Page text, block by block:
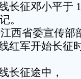
长征邓小平于
。
西省委宣传部
红军开始长征
长征途中，